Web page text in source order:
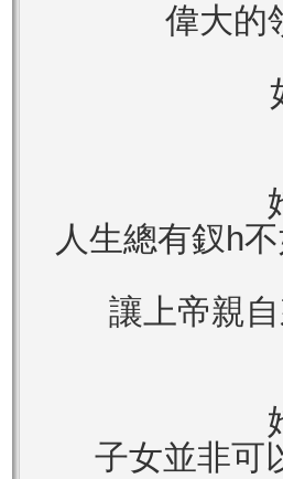
偉大的
人生總有釵h
讓上帝親
子女並非可